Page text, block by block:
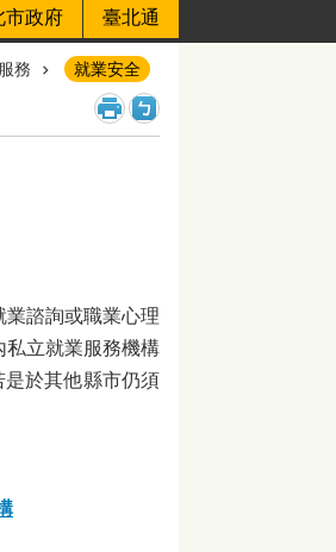
市政府 臺北通
務 就業安全
諮詢或職業心理
私立就業服務機構
於其他縣市仍須